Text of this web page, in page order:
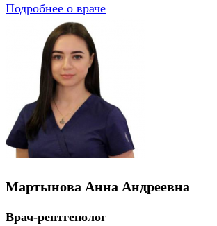
Подробнее о враче
Мартынова Анна Андреевна
Врач-рентгенолог